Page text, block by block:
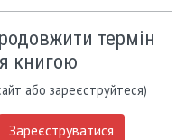
термін
книгою
або зареєструйтеся)
Зареєструватися